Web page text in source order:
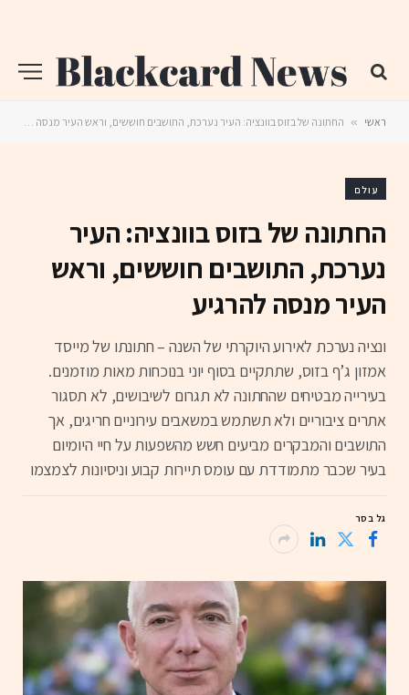
ראשי » החתונה של בזוס בוונציה: העיר נערכת, התושבים חוששים, וראש העיר מנסה להרגיע
עולם
החתונה של בזוס בוונציה: העיר
נערכת, התושבים חוששים, וראש
העיר מנסה להרגיע
ונציה נערכת לאירוע היוקרתי של השנה – חתונתו של מייסד
אמזון ג’ף בזוס, שתתקיים בסוף יוני בנוכחות מאות מוזמנים.
בעירייה מבטיחים שהחתונה לא תגרום לשיבושים, לא תסגור
אתרים ציבוריים ולא תשתמש במשאבים עירוניים חריגים, אך
התושבים והמבקרים מביעים חשש מהשפעות על חיי היומיום
בעיר שכבר מתמודדת עם עומס תיירות קבוע וניסיונות לצמצמו
גל בסר